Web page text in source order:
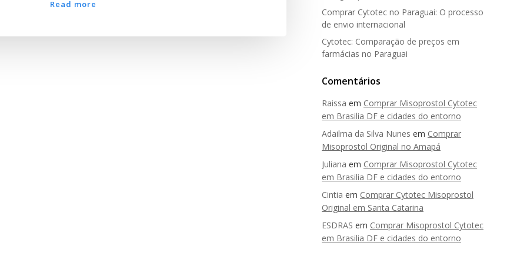
Read more
Comprar Cytotec no Paraguai: O processo
de envio internacional
Cytotec: Comparação de preços em
farmácias no Paraguai
Comentários
Raissa em Comprar Misoprostol Cytotec
em Brasilia DF e cidades do entorno
Adailma da Silva Nunes em Comprar
Misoprostol Original no Amapá
Juliana em Comprar Misoprostol Cytotec
em Brasilia DF e cidades do entorno
Cintia em Comprar Cytotec Misoprostol
Original em Santa Catarina
ESDRAS em Comprar Misoprostol Cytotec
em Brasilia DF e cidades do entorno